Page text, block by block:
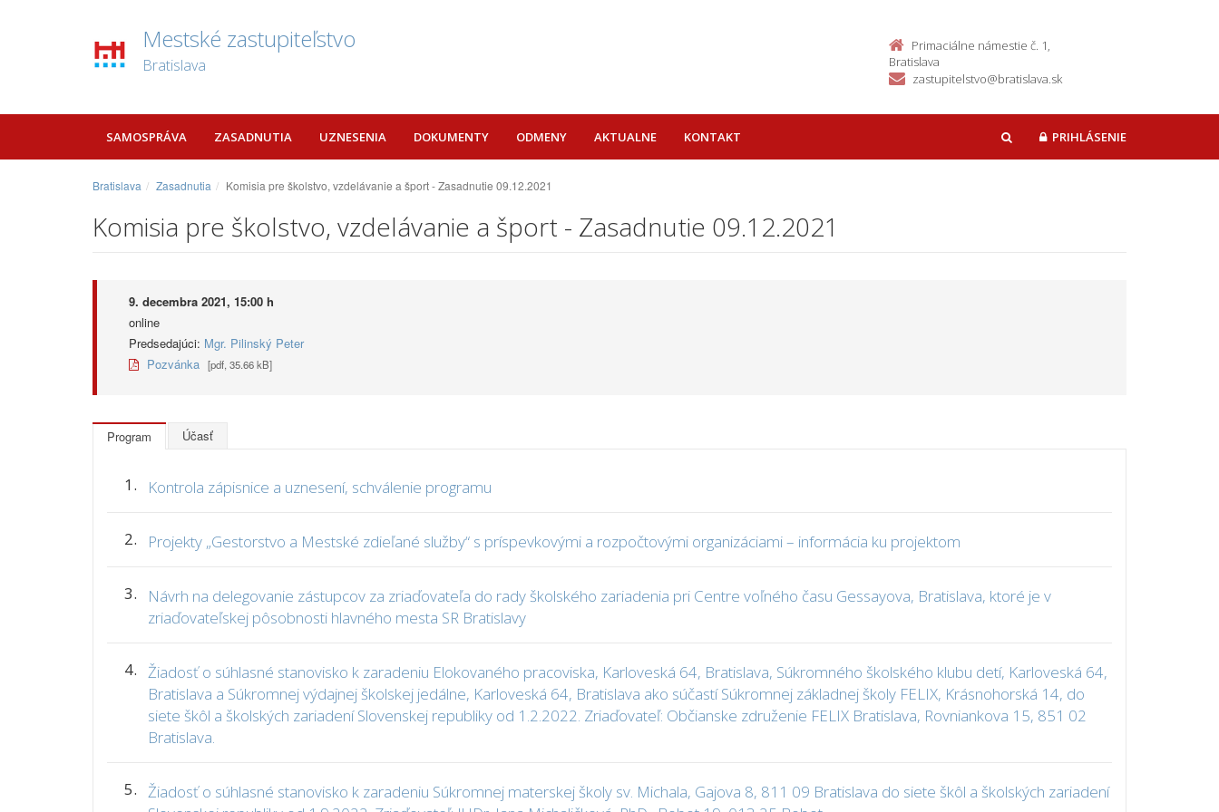
Mestské zastupiteľstvo
Bratislava
Primaciálne námestie č. 1,
Bratislava
zastupitelstvo@bratislava.sk
SAMOSPRÁVA ZASADNUTIA UZNESENIA DOKUMENTY ODMENY AKTUALNE KONTAKT HĽADAŤPRIHLÁSENIE
Bratislava Zasadnutia Komisia pre školstvo, vzdelávanie a šport - Zasadnutie 09.12.2021
Komisia pre školstvo, vzdelávanie a šport - Zasadnutie 09.12.2021
9. decembra 2021, 15:00 h
online
Predsedajúci: Mgr. Pilinský Peter
Pozvánka [pdf, 35.66 kB]
Program Účasť
1. Kontrola zápisnice a uznesení, schválenie programu
2. Projekty „Gestorstvo a Mestské zdieľané služby“ s príspevkovými a rozpočtovými organizáciami – informácia ku projektom
3.
Návrh na delegovanie zástupcov za zriaďovateľa do rady školského zariadenia pri Centre voľného času Gessayova, Bratislava, ktoré je v
zriaďovateľskej pôsobnosti hlavného mesta SR Bratislavy
4. Žiadosť o súhlasné stanovisko k zaradeniu Elokovaného pracoviska, Karloveská 64, Bratislava, Súkromného školského klubu detí, Karloveská 64,
Bratislava a Súkromnej výdajnej školskej jedálne, Karloveská 64, Bratislava ako súčastí Súkromnej základnej školy FELIX, Krásnohorská 14, do
siete škôl a školských zariadení Slovenskej republiky od 1.2.2022. Zriaďovateľ: Občianske združenie FELIX Bratislava, Rovniankova 15, 851 02
Bratislava.
5. Žiadosť o súhlasné stanovisko k zaradeniu Súkromnej materskej školy sv. Michala, Gajova 8, 811 09 Bratislava do siete škôl a školských zariadení